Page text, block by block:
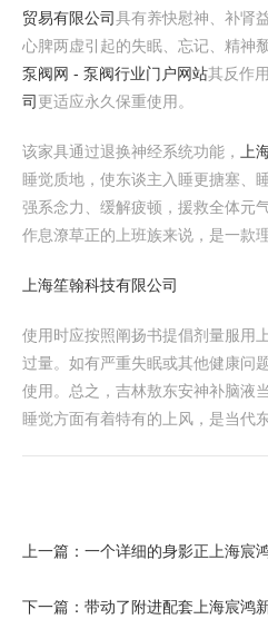
贸易有限公司具有养快慰神、补肾
心脾两虚引起的失眠、忘记、精神
泵阀网 - 泵阀行业门户网站其反作
司 更适应永久保重使用。
该家具通过退换神经系统功能， 上
睡觉质地，使东谈主入睡更搪塞、
强系念力、缓解疲顿，援救全体元
作息潦草正的上班族来说，是一款
上海笙翰科技有限公司
使用时应按照阐扬书提倡剂量服用
过量。如有严重失眠或其他健康问
使用。总之，吉林敖东安神补脑液
睡觉方面有着特有的上风，是当代
上一篇： 一个详细的身影正上海宸
下一篇： 带动了附进配套上海宸鸿